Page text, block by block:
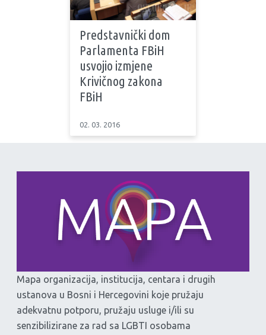
Predstavnički dom
Parlamenta FBiH
usvojio izmjene
Krivičnog zakona
FBiH
02. 03. 2016
Mapa organizacija, institucija, centara i drugih
ustanova u Bosni i Hercegovini koje pružaju
adekvatnu potporu, pružaju usluge i/ili su
senzibilizirane za rad sa LGBTI osobama